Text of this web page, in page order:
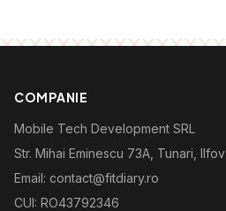
COMPANIE
Mobile Tech Development SRL
Str. Mihai Eminescu 73A, Tunari, Ilfov
Email: contact@fitdiary.ro
CUI: RO43792346